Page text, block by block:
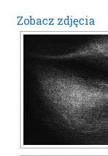
Zobacz zdjęcia